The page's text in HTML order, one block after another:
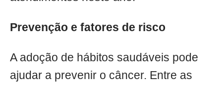
Prevenção e fatores de risco
A adoção de hábitos saudáveis pode
ajudar a prevenir o câncer. Entre as